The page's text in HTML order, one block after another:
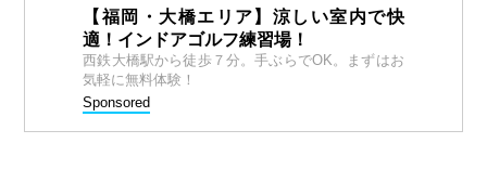
【福岡・大橋エリア】涼しい室内で快
適！インドアゴルフ練習場！
西鉄大橋駅から徒歩７分。手ぶらでOK。まずはお
気軽に無料体験！
Sponsored